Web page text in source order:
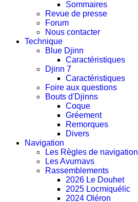
Sommaires
Revue de presse
Forum
Nous contacter
Technique
Blue Djinn
Caractéristiques
Djinn 7
Caractéristiques
Foire aux questions
Bouts d'Djinns
Coque
Gréement
Remorques
Divers
Navigation
Les Règles de navigation
Les Avurnavs
Rassemblements
2026 Le Douhet
2025 Locmiquélic
2024 Oléron